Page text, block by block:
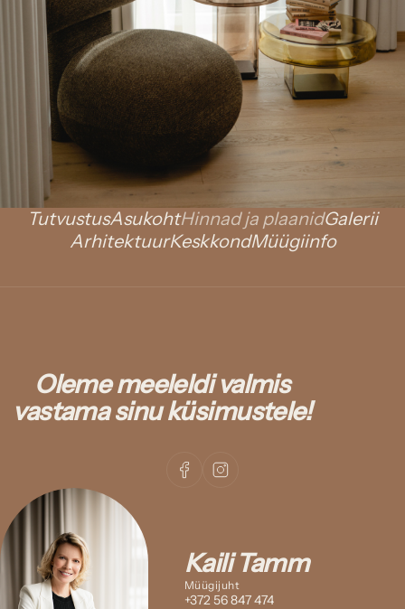
TutvustusAsukohtHinnad ja plaanidGalerii
ArhitektuurKeskkondMüügiinfo
Oleme meeleldi valmis
vastama sinu küsimustele!
Kaili Tamm
Müügijuht
+372 56 847 474